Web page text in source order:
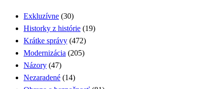
Exkluzívne (30)
Historky z histórie (19)
Krátke správy (472)
Modernizácia (205)
Názory (47)
Nezaradené (14)